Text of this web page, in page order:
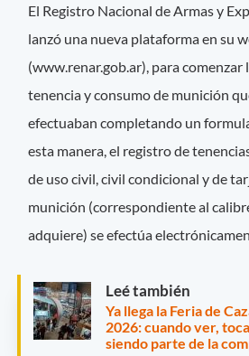
El Registro Nacional de Armas y
lanzó una nueva plataforma en su
(www.renar.gob.ar), para comenzar
tenencia y consumo de munición
efectuaban completando un
esta manera, el registro de
de uso civil, civil condicional y de
munición (correspondiente al
adquiere) se efectúa
Leé también
Ya llega la Feria de
2026: cuando ver,
siendo parte de la